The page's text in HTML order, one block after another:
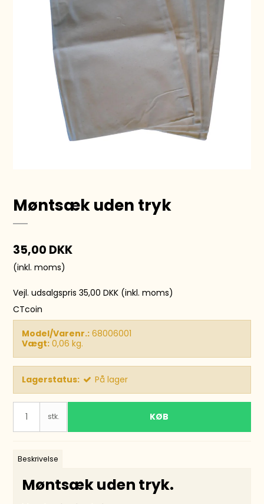
Møntsæk uden tryk
35,00 DKK
(inkl. moms)
Vejl. udsalgspris 35,00 DKK (inkl. moms)
CTcoin
Model/Varenr.: 68006001
Vægt: 0,06 kg.
Lagerstatus: På lager
stk. KØB
Beskrivelse
Møntsæk uden tryk.